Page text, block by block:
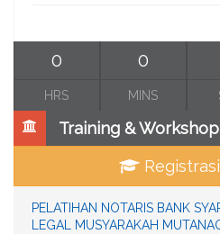
0
HRS
0
MINS
Training & Workshop
PELATIHAN NOTARIS BANK
LEGAL MUSYARAKAH